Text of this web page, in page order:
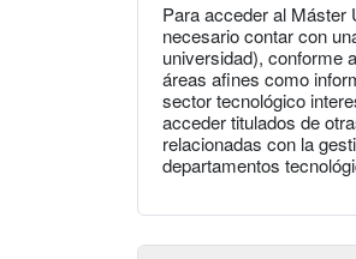
Para acceder al Máster
necesario contar con
universidad), conforme
áreas afines como
sector tecnológico
acceder titulados de
relacionadas con la
departamentos